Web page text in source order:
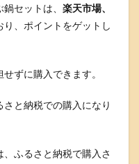
セットは、 楽天市場、
り、ポイントをゲットし
ずに購入できます。
と納税での購入になり
ふるさと納税で購入さ